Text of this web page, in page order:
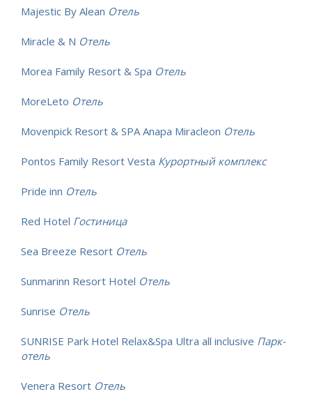
Majestic By Alean Отель
Miracle & N Отель
Morea Family Resort & Spa Отель
MoreLeto Отель
Movenpick Resort & SPA Anapa Miracleon Отель
Pontos Family Resort Vesta Курортный комплекс
Pride inn Отель
Red Hotel Гостиница
Sea Breeze Resort Отель
Sunmarinn Resort Hotel Отель
Sunrise Отель
SUNRISE Park Hotel Relax&Spa Ultra all inclusive Парк-
отель
Venera Resort Отель